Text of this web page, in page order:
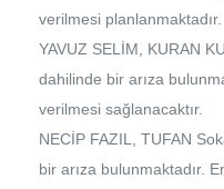
verilmesi planlanmaktadır.
YAVUZ SELİM, KURAN
dahilinde bir arıza
verilmesi sağlanacaktır.
NECİP FAZIL, TUFAN
bir arıza bulunmaktadır.